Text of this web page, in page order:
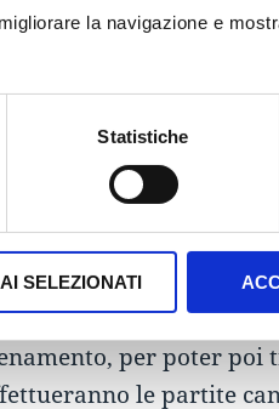
la navigazione e
Statistiche
SELEZIONATI
a testare
ad inserire un altro
Esistono infatti
con la possibilità di
“partita” con la quale
per tentare di
Lascarsità di
ad utilizzare il più
per poter poi
le partite